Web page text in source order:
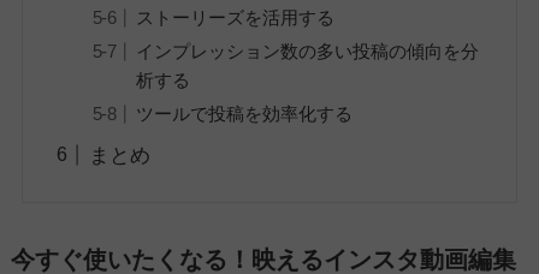
ストーリーズを活用する
インプレッション数の多い投稿の傾向を分
析する
ツールで投稿を効率化する
まとめ
今すぐ使いたくなる！映えるインスタ動画編集